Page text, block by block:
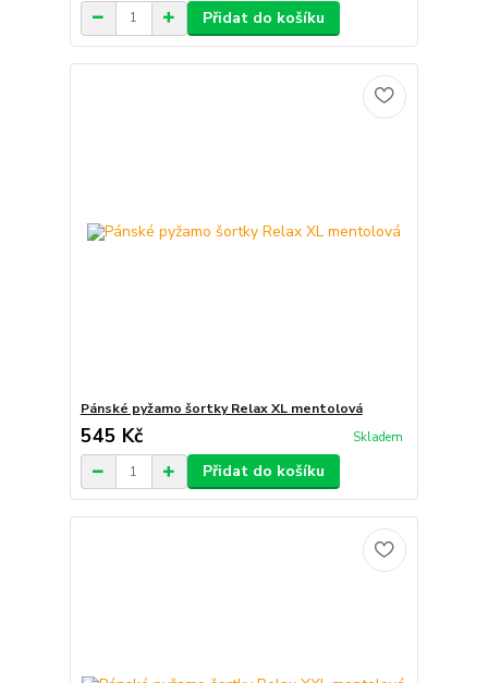
Přidat do košíku
Pánské pyžamo šortky Relax XL mentolová
545 Kč Skladem
Přidat do košíku